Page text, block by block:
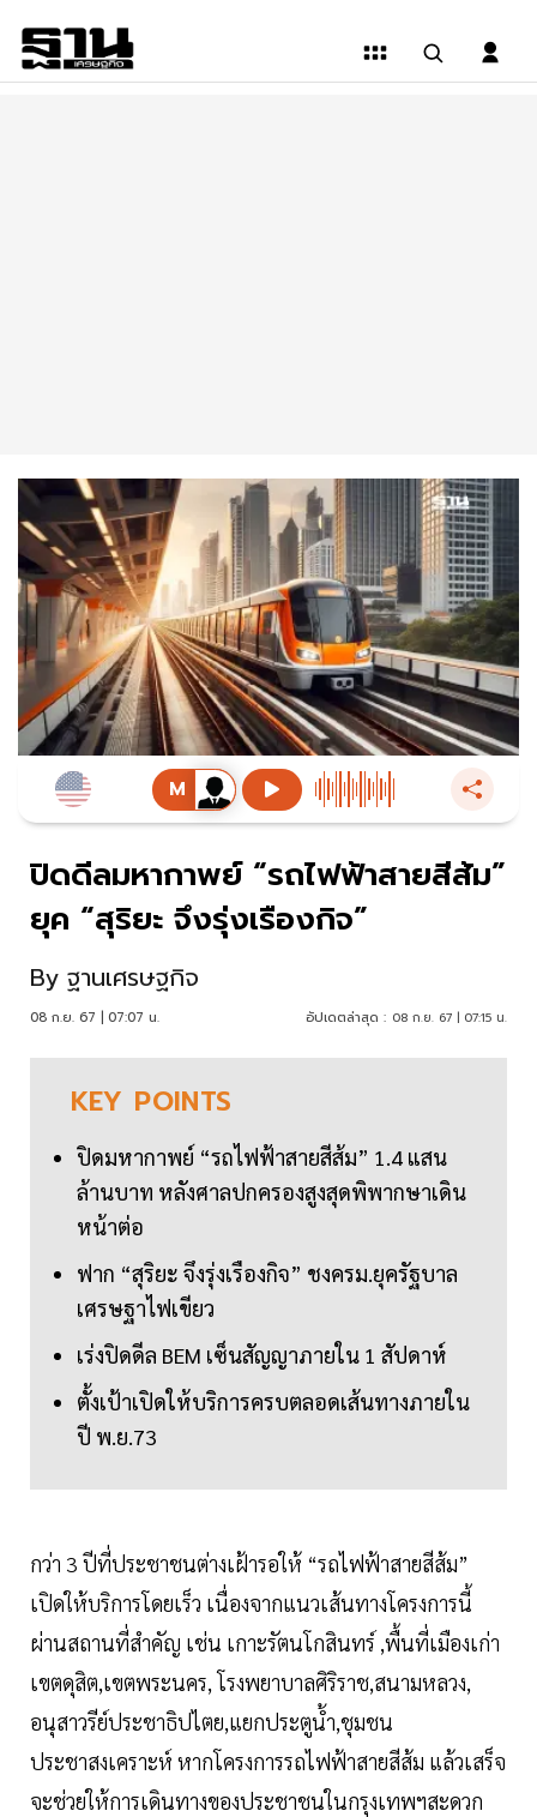
ปิดดีลมหากาพย์ “รถไฟฟ้าสายสีส้ม”
ยุค “สุริยะ จึงรุ่งเรืองกิจ”
By ฐานเศรษฐกิจ
08 ก.ย. 67 | 07:07 น. อัปเดตล่าสุด : 08 ก.ย. 67 | 07:15 น.
KEY POINTS
ปิดมหากาพย์ “รถไฟฟ้าสายสีส้ม” 1.4 แสน
ล้านบาท หลังศาลปกครองสูงสุดพิพากษาเดิน
หน้าต่อ
ฟาก “สุริยะ จึงรุ่งเรืองกิจ” ชงครม.ยุครัฐบาล
เศรษฐาไฟเขียว
เร่งปิดดีล BEM เซ็นสัญญาภายใน 1 สัปดาห์
ตั้งเป้าเปิดให้บริการครบตลอดเส้นทางภายใน
ปี พ.ย.73
กว่า 3 ปีที่ประชาชนต่างเฝ้ารอให้ “รถไฟฟ้าสายสีส้ม”
เปิดให้บริการโดยเร็ว เนื่องจากแนวเส้นทางโครงการนี้
ผ่านสถานที่สำคัญ เช่น เกาะรัตนโกสินทร์ ,พื้นที่เมืองเก่า
เขตดุสิต,เขตพระนคร, โรงพยาบาลศิริราช,สนามหลวง,
อนุสาวรีย์ประชาธิปไตย,แยกประตูน้ำ,ชุมชน
ประชาสงเคราะห์ หากโครงการรถไฟฟ้าสายสีส้ม แล้วเสร็จ
จะช่วยให้การเดินทางของประชาชนในกรุงเทพฯสะดวก